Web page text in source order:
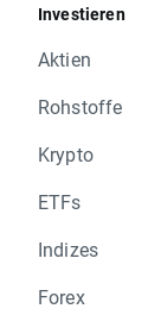
Investieren
Aktien
Rohstoffe
Krypto
ETFs
Indizes
Forex